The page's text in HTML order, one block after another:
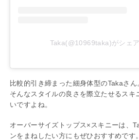
Taka(@10969taka)がシェ
比較的引き締まった細身体型のTakaさん
そんなスタイルの良さを際立たせるスキ
いですよね。
オーバーサイズトップス×スキニーは、
ンをまねしたい方にもぜひおすすめです。